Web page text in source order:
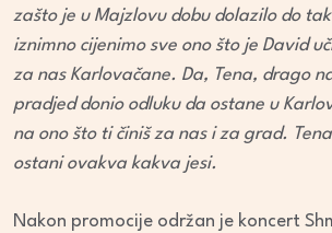
zašto je u Majzlovu dobu dolazilo do
iznimno cijenimo sve ono što je David
za nas Karlovačane. Da, Tena, drago
pradjed donio odluku da ostane u
na ono što ti činiš za nas i za grad.
ostani ovakva kakva jesi.
Nakon promocije održan je koncert